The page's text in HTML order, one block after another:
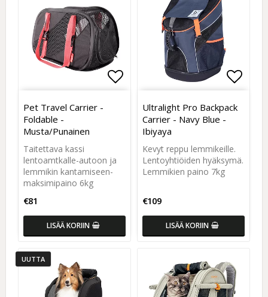
Add to list of favorites
Add to list of favorites
Pet Travel Carrier -
Foldable -
Musta/Punainen
Taitettava kassi
lentoamtkalle-autoon ja
lemmikin kantamiseen-
maksimipaino 6kg
€81
LISÄÄ KORIIN
Add
Add
Ultralight Pro Backpack
Carrier - Navy Blue -
Ibiyaya
Kevyt reppu lemmikeille.
Lentoyhtiöiden hyäksymä.
Lemmikien paino 7kg
€109
LISÄÄ KORIIN
UUTTA